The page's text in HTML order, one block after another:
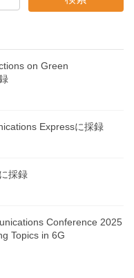
on Green
Expressに採録
採録
Conference 2025
Topics in 6G